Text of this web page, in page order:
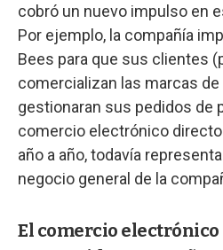
cobró un nuevo impulso en
Por ejemplo, la compañía
Bees para que sus clientes
comercializan las marcas de
gestionaran sus pedidos de
comercio electrónico
año a año, todavía
negocio general de la
El comercio